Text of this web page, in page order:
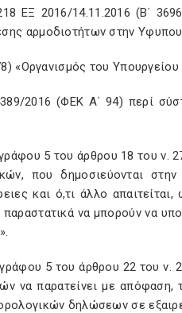
ΕΞ 2016/14.11.2016 (Β΄
αρμοδιοτήτων στην
«Οργανισμός του
2016 (ΦΕΚ Α΄ 94) περί
5 του άρθρου 18 του
που δημοσιεύονται
και ό,τι άλλο
να μπορούν να
5 του άρθρου 22 του
να παρατείνει με απόφαση,
δηλώσεων σε